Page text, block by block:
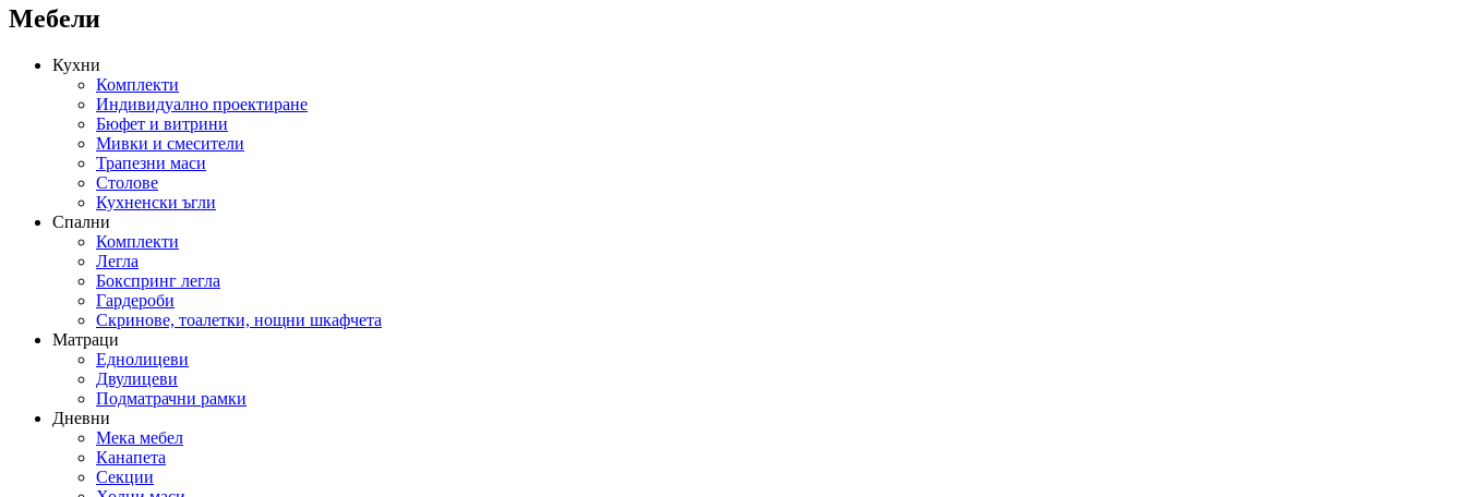
Мебели
Кухни
Комплекти
Индивидуално проектиране
Бюфет и витрини
Мивки и смесители
Трапезни маси
Столове
Кухненски ъгли
Спални
Комплекти
Легла
Бокспринг легла
Гардероби
Скринове, тоалетки, нощни шкафчета
Матраци
Еднолицеви
Двулицеви
Подматрачни рамки
Дневни
Мека мебел
Канапета
Секции